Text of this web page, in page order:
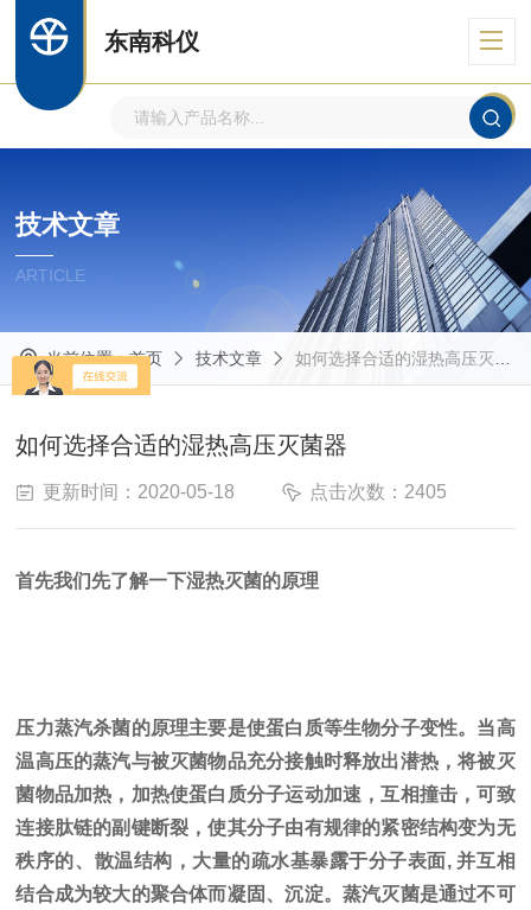
东南科仪
技术文章
ARTICLE
当前位置：首页 技术文章 如何选择合适的湿热高压灭菌器
如何选择合适的湿热高压灭菌器
更新时间：2020-05-18 点击次数：2405
首先我们先了解一下湿热灭菌的原理
压力蒸汽杀菌的原理主要是使蛋白质等生物分子变性。 当高
温高压的蒸汽与被灭菌物品充分接触时释放出潜热，将被灭
菌物品加热 ，加热使蛋白质分子运动加速，互相撞击，可致
连接肽链的副键断裂，使其分子由有规律的紧密结构变为无
秩序的、散温结构，大量的疏水基暴露于分子表面, 并互相
结合成为较大的聚合体而凝固、沉淀。蒸汽灭菌是通过不可